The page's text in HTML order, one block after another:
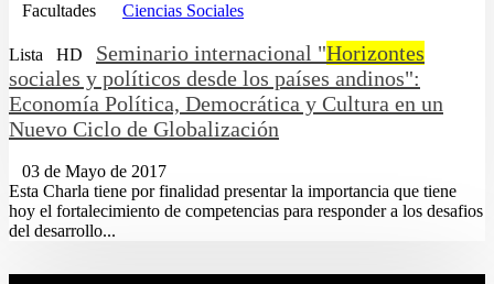
Facultades Ciencias Sociales
Lista HD Seminario internacional "Horizontes
sociales y políticos desde los países andinos":
Economía Política, Democrática y Cultura en un
Nuevo Ciclo de Globalización
03 de Mayo de 2017
Esta Charla tiene por finalidad presentar la importancia que tiene
hoy el fortalecimiento de competencias para responder a los desafios
del desarrollo...